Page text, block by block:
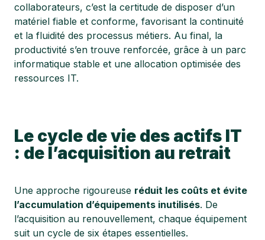
collaborateurs, c’est la certitude de disposer d’un
matériel fiable et conforme, favorisant la continuité
et la fluidité des processus métiers. Au final, la
productivité s’en trouve renforcée, grâce à un parc
informatique stable et une allocation optimisée des
ressources IT.
Le cycle de vie des actifs IT
: de l’acquisition au retrait
Une approche rigoureuse réduit les coûts et évite
l’accumulation d’équipements inutilisés. De
l’acquisition au renouvellement, chaque équipement
suit un cycle de six étapes essentielles.